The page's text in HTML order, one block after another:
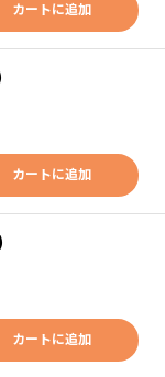
カートに追加
カートに追加
カートに追加